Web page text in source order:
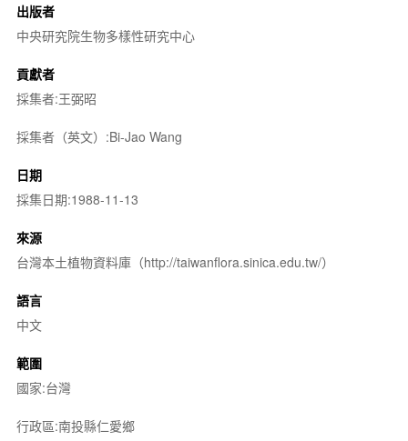
出版者
中央研究院生物多樣性研究中心
貢獻者
採集者:王弼昭
採集者（英文）:Bi-Jao Wang
日期
採集日期:1988-11-13
來源
台灣本土植物資料庫（http://taiwanflora.sinica.edu.tw/）
語言
中文
範圍
國家:台灣
行政區:南投縣仁愛鄉